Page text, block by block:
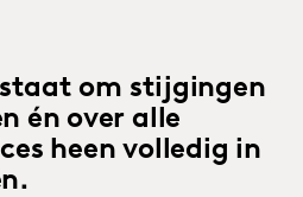
om stijgingen
én over alle
heen volledig in